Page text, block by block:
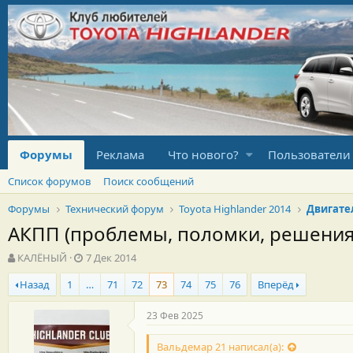
Форумы Реклама Что нового? Пользователи
Список форумов
Поиск сообщений
Форумы
Технический форум Toyota Highlander 2014
АКПП (проблемы, поломки,
А
в
т
о
КАЛЁНЫЙ
Д
а
т
а
а
ч
7 Дек 2014
Назад
1 … 71 72 73 74 75 76 Вперёд
23 Фев 2025
Вальдемар 21 написал(а):